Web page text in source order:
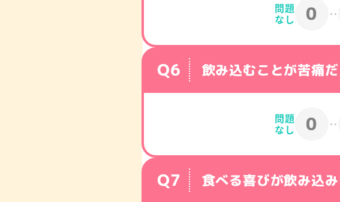
問題
なし 0
飲み込むことが苦痛だ
問題
なし 0
食べる喜びが飲み込
ショッピングで購入
マーケッ